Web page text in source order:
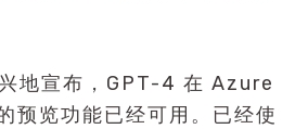
地宣布，GPT-4 在 Azure
预览功能已经可用。已经使